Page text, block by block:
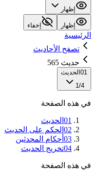
إظهار
إظهار إخفاء
الرئيسية
تصفح الأحاديث
حديث 565
01 الحديث
1/4
في هذه الصفحة
01 الحديث
02 الحكم على الحديث
03 أحكام المحدثين
04تخريج الحديث
في هذه الصفحة